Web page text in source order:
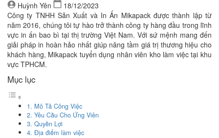
Huỳnh Yên
18/12/2023
Công ty TNHH Sản Xuất và In Ấn Mikapack được thành lập từ
năm 2016, chúng tôi tự hào trở thành công ty hàng đầu trong lĩnh
vực in ấn bao bì tại thị trường Việt Nam. Với sứ mệnh mang đến
giải pháp in hoàn hảo nhất giúp nâng tầm giá trị thương hiệu cho
khách hàng, Mikapack tuyển dụng nhân viên kho làm việc tại khu
vực TPHCM.
Mục lục
1. Mô Tả Công Việc
2. Yêu Cầu Cho Ứng Viên
3. Quyền Lợi
4. Địa điểm làm việc